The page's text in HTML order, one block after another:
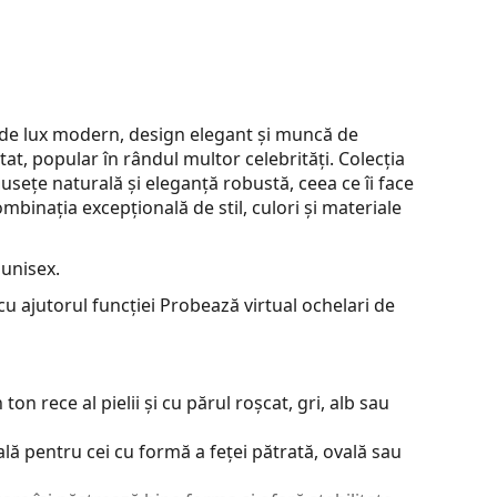
lux modern, design elegant și muncă de
popular în rândul multor celebrități. Colecția
naturală și eleganță robustă, ceea ce îi face
excepțională de stil, culori și materiale
ajutorul funcției Probează virtual ochelari de
rece al pielii și cu părul roșcat, gri, alb sau
pentru cei cu formă a feței pătrată, ovală sau